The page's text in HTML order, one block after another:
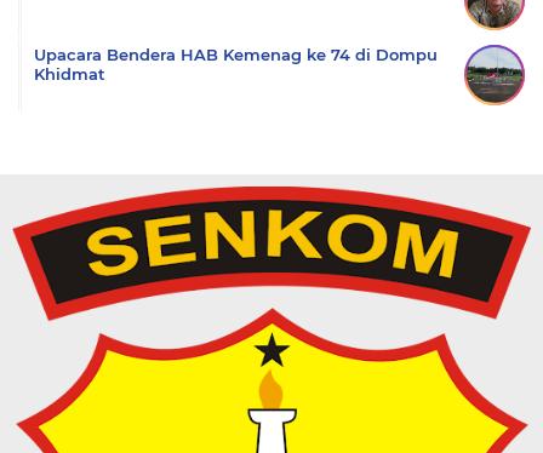
Upacara Bendera HAB Kemenag ke 74 di Dompu
Khidmat